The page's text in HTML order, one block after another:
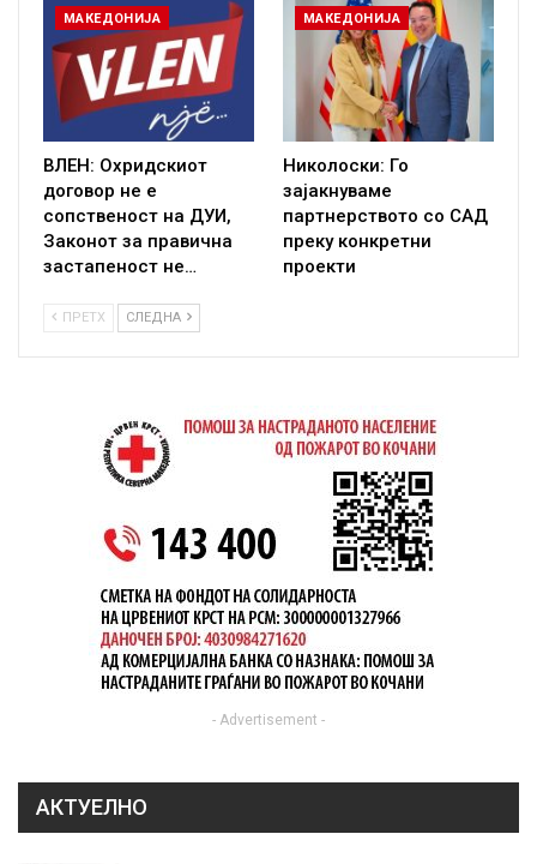
МАКЕДОНИЈА
ВЛЕН: Охридскиот
договор не е
сопственост на ДУИ,
Законот за правична
застапеност не…
МАКЕДОНИЈА
Николоски: Го
зајакнуваме
партнерството со САД
преку конкретни
проекти
ПРЕТХ СЛЕДНА
- Advertisement -
АКТУЕЛНО